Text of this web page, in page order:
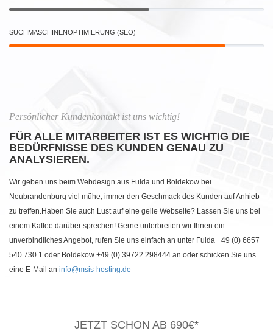
SUCHMASCHINENOPTIMIERUNG (SEO)
Persönlicher Kundenkontakt ist uns wichtig!
FÜR ALLE MITARBEITER IST ES WICHTIG DIE
BEDÜRFNISSE DES KUNDEN GENAU ZU
ANALYSIEREN.
Wir geben uns beim Webdesign aus Fulda und Boldekow bei
Neubrandenburg viel mühe, immer den Geschmack des Kunden auf Anhieb
zu treffen.Haben Sie auch Lust auf eine geile Webseite? Lassen Sie uns bei
einem Kaffee darüber sprechen! Gerne unterbreiten wir Ihnen ein
unverbindliches Angebot, rufen Sie uns einfach an unter Fulda +49 (0) 6657
540 730 1 oder Boldekow +49 (0) 39722 298444 an oder schicken Sie uns
eine E-Mail an info@msis-hosting.de
JETZT SCHON AB 690€*